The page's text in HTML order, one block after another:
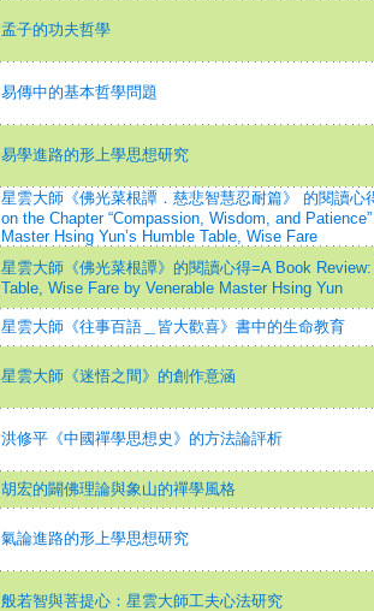
孟子的功夫哲學
易傳中的基本哲學問題
易學進路的形上學思想研究
星雲大師《佛光菜根譚．慈悲智慧忍耐篇》 的閱讀心
on the Chapter “Compassion, Wisdom, and
Master Hsing Yun’s Humble Table, Wise Fare
星雲大師《佛光菜根譚》的閱讀心得=A Book
Table, Wise Fare by Venerable Master Hsing Yun
星雲大師《往事百語＿皆大歡喜》書中的生命教育
星雲大師《迷悟之間》的創作意涵
洪修平《中國禪學思想史》的方法論評析
胡宏的闢佛理論與象山的禪學風格
氣論進路的形上學思想研究
般若智與菩提心：星雲大師工夫心法研究